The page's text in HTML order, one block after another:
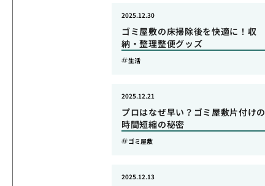
ゴミ屋敷の床掃除後を快適に！収
納・整理整便グッズ
2025.12.30
生活
プロはなぜ早い？ゴミ屋敷片付けの
時間短縮の秘密
2025.12.21
ゴミ屋敷
2025.12.13